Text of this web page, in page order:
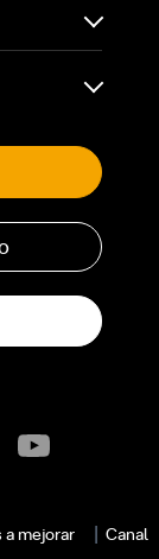
a mejorar Canal